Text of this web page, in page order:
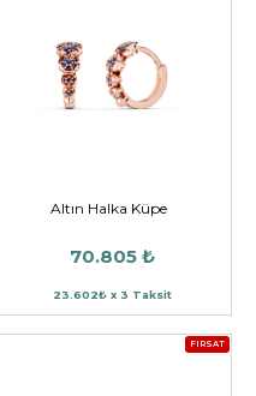
Altın Halka Küpe
70.805 ₺
23.602₺ x 3 Taksit
FIRSAT